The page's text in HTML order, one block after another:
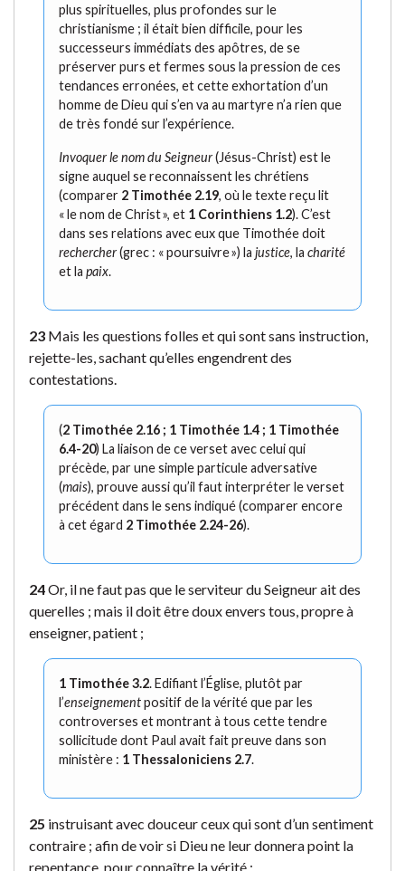
plus spirituelles, plus profondes sur le
christianisme ; il était bien difficile, pour les
successeurs immédiats des apôtres, de se
préserver purs et fermes sous la pression de ces
tendances erronées, et cette exhortation d’un
homme de Dieu qui s’en va au martyre n’a rien que
de très fondé sur l’expérience.
Invoquer le nom du Seigneur(Jésus-Christ) est le
signe auquel se reconnaissent les chrétiens
(comparer 2 Timothée 2.19, où le texte reçu lit
« le nom de Christ », et 1 Corinthiens 1.2). C’est
dans ses relations avec eux que Timothée doit
rechercher(grec : « poursuivre ») la justice, la charité
et la paix.
23 Mais les questions folles et qui sont sans instruction,
rejette-les, sachant qu’elles engendrent des
contestations.
(2 Timothée 2.16 ; 1 Timothée 1.4 ; 1 Timothée
6.4-20) La liaison de ce verset avec celui qui
précède, par une simple particule adversative
(mais), prouve aussi qu’il faut interpréter le verset
précédent dans le sens indiqué (comparer encore
à cet égard 2 Timothée 2.24-26).
24Or, il ne faut pas que le serviteur du Seigneur ait des
querelles ; mais il doit être doux envers tous, propre à
enseigner, patient ;
1 Timothée 3.2. Edifiant l’Église, plutôt par
l’enseignementpositif de la vérité que par les
controverses et montrant à tous cette tendre
sollicitude dont Paul avait fait preuve dans son
ministère : 1 Thessaloniciens 2.7.
25 instruisant avec douceur ceux qui sont d’un sentiment
contraire ; afin de voir si Dieu ne leur donnera point la
repentance, pour connaître la vérité ;